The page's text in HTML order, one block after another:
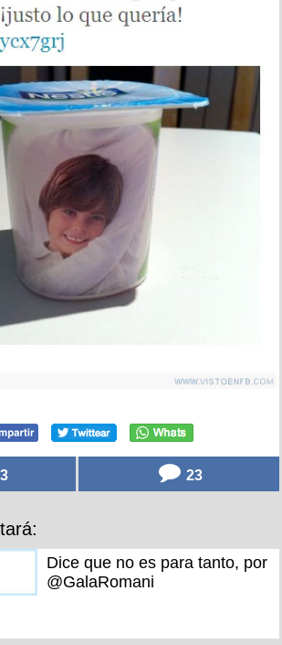
23
Dice que no es para tanto, por
@GalaRomani